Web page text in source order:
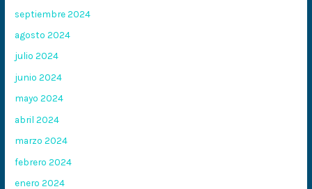
septiembre 2024
agosto 2024
julio 2024
junio 2024
mayo 2024
abril 2024
marzo 2024
febrero 2024
enero 2024